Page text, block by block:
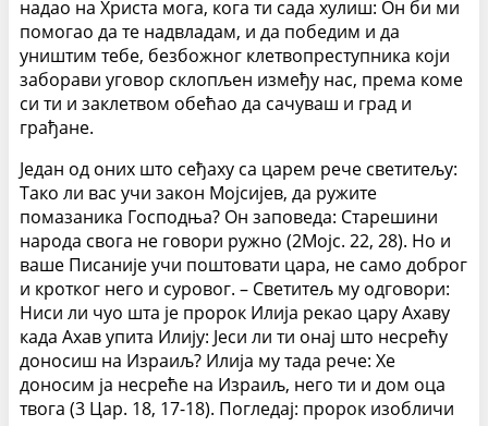
надао на Христа мога, кога ти сада хулиш: Он би ми
помогао да те надвладам, и да победим и да
уништим тебе, безбожног клетвопреступника који
заборави уговор склопљен између нас, према коме
си ти и заклетвом обећао да сачуваш и град и
грађане.
Један од оних што сеђаху са царем рече светитељу:
Тако ли вас учи закон Мојсијев, да ружите
помазаника Господња? Он заповеда: Старешини
народа свога не говори ружно (2Мојс. 22, 28). Но и
ваше Писаније учи поштовати цара, не само доброг
и кротког него и суровог. – Светитељ му одговори:
Ниси ли чуо шта је пророк Илија рекао цару Ахаву
када Ахав упита Илију: Јеси ли ти онај што несрећу
доносиш на Израиљ? Илија му тада рече: Хе
доносим ја несреће на Израиљ, него ти и дом оца
твога (3 Цар. 18, 17-18). Погледај: пророк изобличи